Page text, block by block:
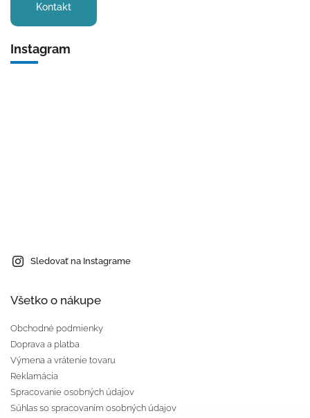
Kontakt
Instagram
Sledovať na Instagrame
Všetko o nákupe
Obchodné podmienky
Doprava a platba
Výmena a vrátenie tovaru
Reklamácia
Spracovanie osobných údajov
Súhlas so spracovaním osobných údajov